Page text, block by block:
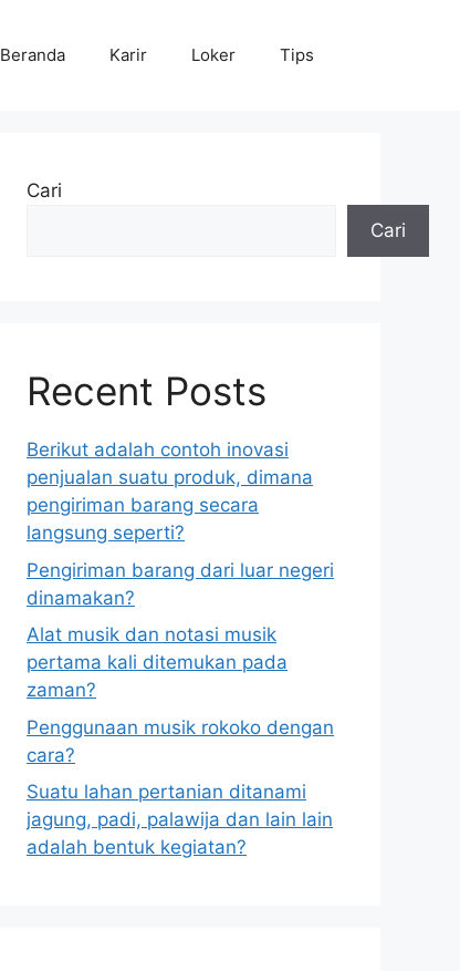
Beranda Karir Loker Tips
Cari
Cari
Recent Posts
Berikut adalah contoh inovasi
penjualan suatu produk, dimana
pengiriman barang secara
langsung seperti?
Pengiriman barang dari luar negeri
dinamakan?
Alat musik dan notasi musik
pertama kali ditemukan pada
zaman?
Penggunaan musik rokoko dengan
cara?
Suatu lahan pertanian ditanami
jagung, padi, palawija dan lain lain
adalah bentuk kegiatan?